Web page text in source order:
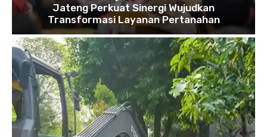
Jateng Perkuat Sinergi Wujudkan
Transformasi Layanan Pertanahan